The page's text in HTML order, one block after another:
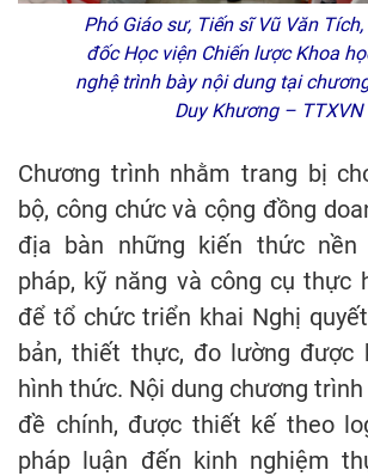
Phó Giáo sư, Tiến sĩ Vũ Văn
đốc Học viện Chiến lược Khoa
nghệ trình bày nội dung tại
Duy Khương – TTXVN
Chương trình nhằm trang bị
bộ, công chức và cộng đồng
địa bàn những kiến thức nền
pháp, kỹ năng và công cụ thực
để tổ chức triển khai Nghị
bản, thiết thực, đo lường được
hình thức. Nội dung chương
đề chính, được thiết kế theo
pháp luận đến kinh nghiệm